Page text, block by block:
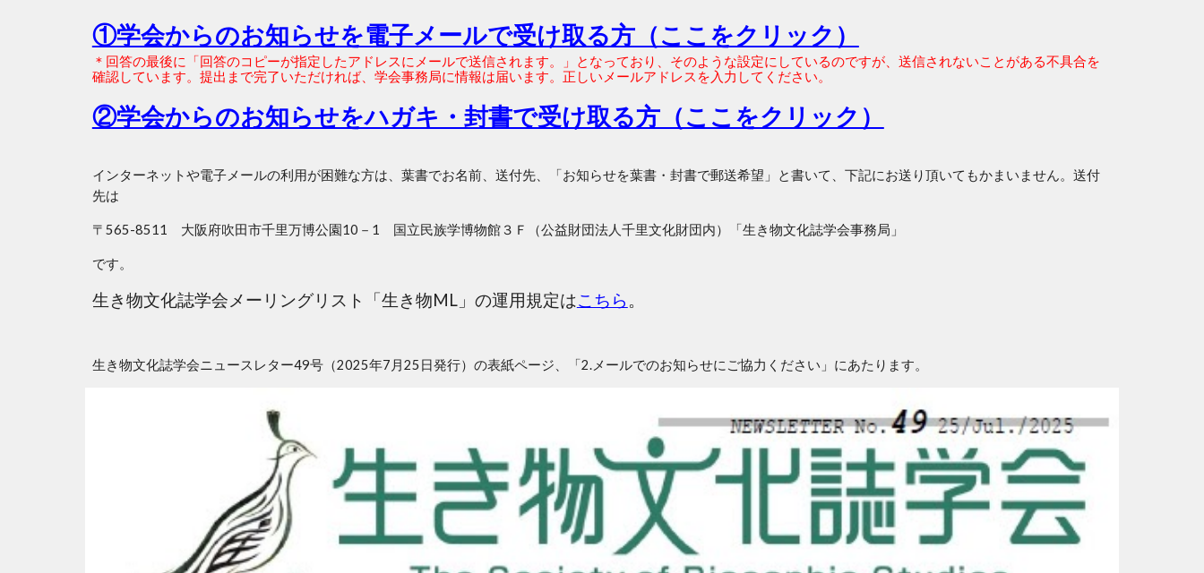
①学会からのお知らせを電子メールで受け取る方（ここをクリック）
＊回答の最後に「回答のコピーが指定したアドレスにメールで送信されます。」となっており、そのような設定にしているのですが、送信されないことがある不具合を
確認しています。提出まで完了いただければ、学会事務局に情報は届います。 正しい メールアドレスを入力 してください。
②学会からのお知らせをハガキ・封書で受け取る方（ここをクリック）
インターネットや電子メールの利用が困難な方は、葉書でお名前、送付先、「お知らせを葉書・封書で郵送希望」と書いて、下記にお送り頂いてもかまいません。送付
先は
〒565-8511 大阪府吹田市千里万博公園10－1 国立民族学博物館３Ｆ（公益財団法人千里文化財団内）「生き物文化誌学会事務局」
です。
生き物文化誌学会メーリングリスト「生き物ML」の運用規定はこちら 。
生き物文化誌学会ニュースレター49号（2025年7月25日発行）の表紙ページ、「2.メールでのお知らせにご協力ください」にあたります。